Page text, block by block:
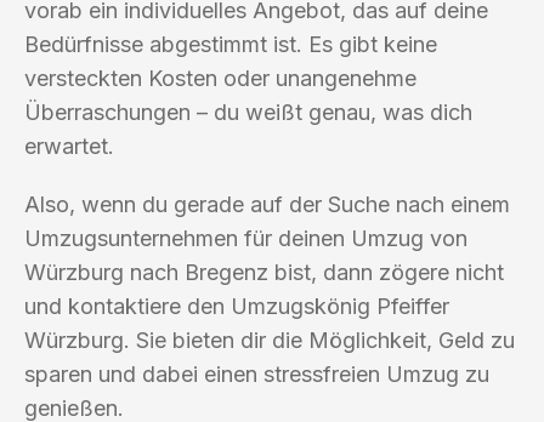
vorab ein individuelles Angebot, das auf deine
Bedürfnisse abgestimmt ist. Es gibt keine
versteckten Kosten oder unangenehme
Überraschungen – du weißt genau, was dich
erwartet.
Also, wenn du gerade auf der Suche nach einem
Umzugsunternehmen für deinen Umzug von
Würzburg nach Bregenz bist, dann zögere nicht
und kontaktiere den Umzugskönig Pfeiffer
Würzburg. Sie bieten dir die Möglichkeit, Geld zu
sparen und dabei einen stressfreien Umzug zu
genießen.